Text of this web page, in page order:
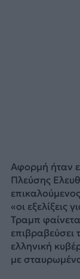
Αφορμή ήταν
Πλεύσης
«οι εξελίξεις
Τραμπ
επιβραβεύσει
ελληνική
με